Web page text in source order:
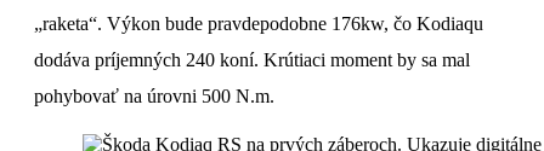
„raketa“. Výkon bude pravdepodobne 176kw, čo Kodiaqu
dodáva príjemných 240 koní. Krútiaci moment by sa mal
pohybovať na úrovni 500 N.m.